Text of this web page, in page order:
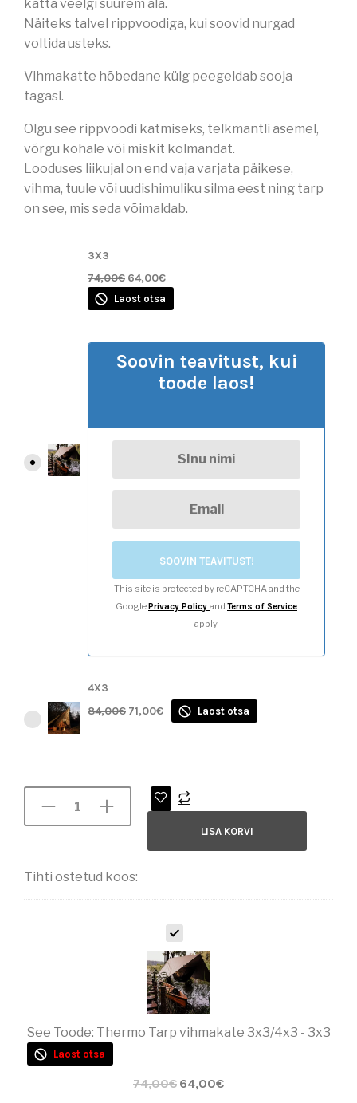
katta veelgi suurem ala.
Näiteks talvel rippvoodiga, kui soovid nurgad
voltida usteks.
Vihmakatte hõbedane külg peegeldab sooja
tagasi.
Olgu see rippvoodi katmiseks, telkmantli asemel,
võrgu kohale või miskit kolmandat.
Looduses liikujal on end vaja varjata päikese,
vihma, tuule või uudishimuliku silma eest ning tarp
on see, mis seda võimaldab.
3X3
74,00€ 64,00€
Laost otsa
Soovin teavitust, kui
toode laos!
SOOVIN TEAVITUST!
This site is protected by reCAPTCHA and the
Google Privacy Policy and Terms of Service
apply.
4X3
84,00€ 71,00€ Laost otsa
LISA KORVI
Tihti ostetud koos:
T
H
E
R
M
O
T
A
V
See Toode: Thermo Tarp vihmakate 3x3/4x3 - 3x3
Laost otsa
74,00€ 64,00€